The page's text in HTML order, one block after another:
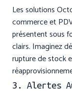
Les solutions
commerce et
présentent sous
clairs. Imaginez
rupture de stock
3. Alertes